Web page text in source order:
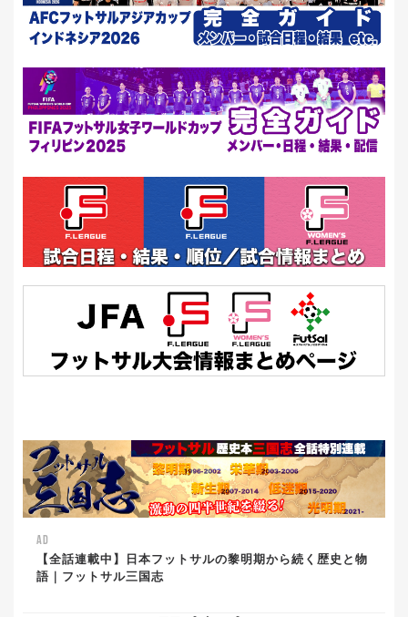
AD
【全話連載中】日本フットサルの黎明期から続く歴史と物
語｜フットサル三国志